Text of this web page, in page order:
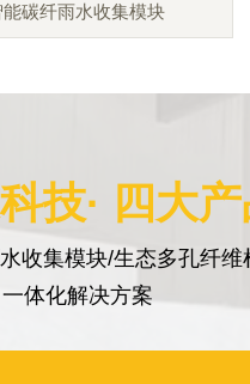
碳纤雨水收集模块
技· 四大产
收集模块/生态多孔纤
一体化解决方案